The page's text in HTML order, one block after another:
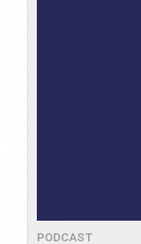
PODCAST